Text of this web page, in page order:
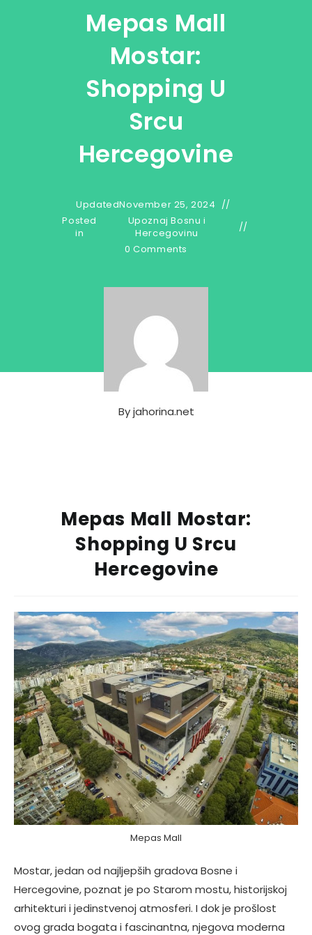
Mepas Mall
Mostar:
Shopping U
Srcu
Hercegovine
UpdatedNovember 25, 2024
Posted
in
Upoznaj Bosnu i
Hercegovinu
0 Comments
Byjahorina.net
Mepas Mall Mostar:
Shopping U Srcu
Hercegovine
Mepas Mall
Mostar, jedan od najljepših gradova Bosne i
Hercegovine, poznat je po Starom mostu, historijskoj
arhitekturi i jedinstvenoj atmosferi. I dok je prošlost
ovog grada bogata i fascinantna, njegova moderna